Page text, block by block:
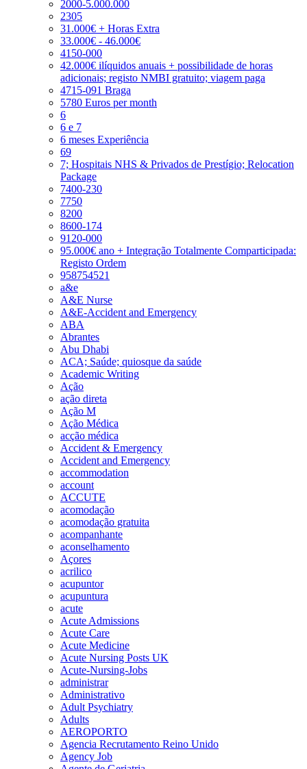
2000-5.000.000
2305
31.000€ + Horas Extra
33.000€ - 46.000€
4150-000
42.000€ ilíquidos anuais + possibilidade de horas
adicionais; registo NMBI gratuito; viagem paga
4715-091 Braga
5780 Euros per month
6
6 e 7
6 meses Experiência
69
7; Hospitais NHS & Privados de Prestígio; Relocation
Package
7400-230
7750
8200
8600-174
9120-000
95.000€ ano + Integração Totalmente Comparticipada:
Registo Ordem
958754521
a&e
A&E Nurse
A&E-Accident and Emergency
ABA
Abrantes
Abu Dhabi
ACA; Saúde; quiosque da saúde
Academic Writing
Ação
ação direta
Ação M
Ação Médica
acção médica
Accident & Emergency
Accident and Emergency
accommodation
account
ACCUTE
acomodação
acomodação gratuita
acompanhante
aconselhamento
Açores
acrilico
acupuntor
acupuntura
acute
Acute Admissions
Acute Care
Acute Medicine
Acute Nursing Posts UK
Acute-Nursing-Jobs
administrar
Administrativo
Adult Psychiatry
Adults
AEROPORTO
Agencia Recrutamento Reino Unido
Agency Job